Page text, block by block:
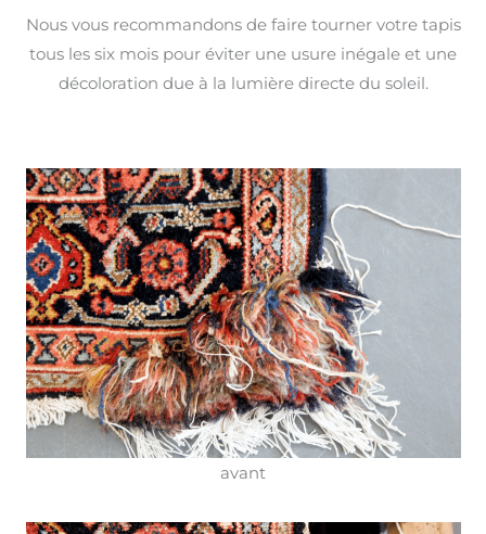
Nous vous recommandons de faire tourner votre tapis
tous les six mois pour éviter une usure inégale et une
décoloration due à la lumière directe du soleil.
avant